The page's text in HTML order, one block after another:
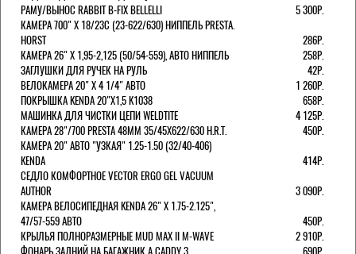
РАМУ/ВЫНОС RABBIT B-FIX BELLELLI
5 300Р.
КАМЕРА 700" Х 18/23C (23-622/630) НИППЕЛЬ PRESTA.
HORST
286Р.
КАМЕРА 26" X 1,95-2,125 (50/54-559), АВТО НИППЕЛЬ
258Р.
ЗАГЛУШКИ ДЛЯ РУЧЕК НА РУЛЬ
42Р.
ВЕЛОКАМЕРА 20" Х 4 1/4" АВТО
1 260Р.
ПОКРЫШКА KENDA 20"Х1,5 K1038
658Р.
МАШИНКА ДЛЯ ЧИСТКИ ЦЕПИ WELDTITE
4 125Р.
КАМЕРА 28"/700 PRESTA 48ММ 35/45Х622/630 H.R.T.
450Р.
КАМЕРА 20" АВТО "УЗКАЯ" 1.25-1.50 (32/40-406)
KENDA
414Р.
СЕДЛО КОМФОРТНОЕ VECTOR ERGO GEL VACUUM
AUTHOR
3 090Р.
КАМЕРА ВЕЛОСИПЕДНАЯ KENDA 26" Х 1.75-2.125",
47/57-559 АВТО
450Р.
КРЫЛЬЯ ПОЛНОРАЗМЕРНЫЕ MUD MAX II M-WAVE
2 910Р.
ФОНАРЬ ЗАДНИЙ НА БАГАЖНИК A CADDY 3
690Р.